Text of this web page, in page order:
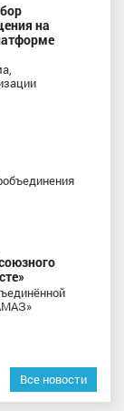
на
Все новости